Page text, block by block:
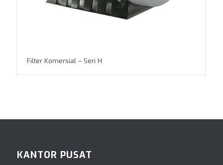
Filter Komersial – Seri H
KANTOR PUSAT